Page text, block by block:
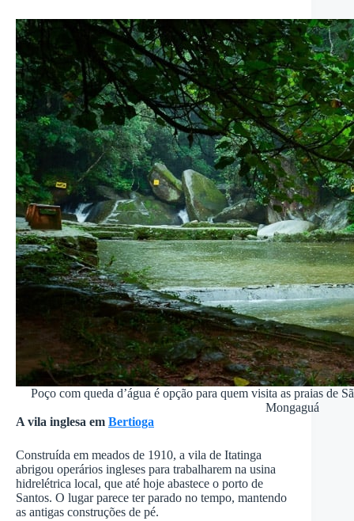
Poço com queda d’água é opção para quem visita as praias de
Mongaguá
A vila inglesa em Bertioga
Construída em meados de 1910, a vila de Itatinga
abrigou operários ingleses para trabalharem na usina
hidrelétrica local, que até hoje abastece o porto de
Santos. O lugar parece ter parado no tempo, mantendo
as antigas construções de pé.